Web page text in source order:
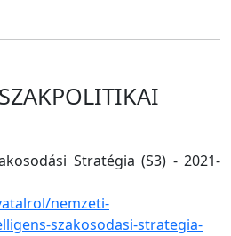
Stratégia (S3) - 2021-
nemzeti-
szakosodasi-strategia-